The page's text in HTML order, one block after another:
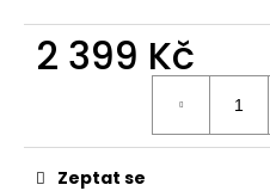
2 399 Kč
Zeptat se
u